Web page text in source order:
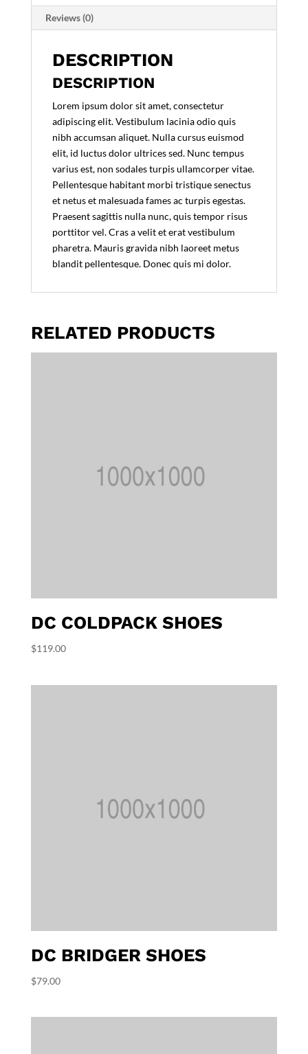
Reviews (0)
DESCRIPTION
DESCRIPTION
Lorem ipsum dolor sit amet, consectetur
adipiscing elit. Vestibulum lacinia odio quis
nibh accumsan aliquet. Nulla cursus euismod
elit, id luctus dolor ultrices sed. Nunc tempus
varius est, non sodales turpis ullamcorper vitae.
Pellentesque habitant morbi tristique senectus
et netus et malesuada fames ac turpis egestas.
Praesent sagittis nulla nunc, quis tempor risus
porttitor vel. Cras a velit et erat vestibulum
pharetra. Mauris gravida nibh laoreet metus
blandit pellentesque. Donec quis mi dolor.
RELATED PRODUCTS
DC COLDPACK SHOES
$119.00
DC BRIDGER SHOES
$79.00